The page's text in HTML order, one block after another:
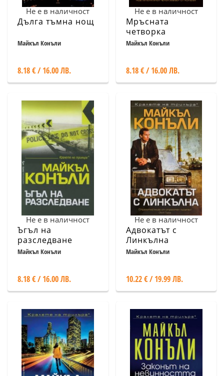
Не е в наличност
Дълга тъмна нощ
Майкъл Конъли
8.18 € / 16.00 ЛВ.
Не е в наличност
Мръсната
четворка
Майкъл Конъли
8.18 € / 16.00 ЛВ.
Не е в наличност
Ъгъл на
разследване
Майкъл Конъли
8.18 € / 16.00 ЛВ.
Не е в наличност
Адвокатът с
Линкълна
Майкъл Конъли
10.22 € / 19.99 ЛВ.